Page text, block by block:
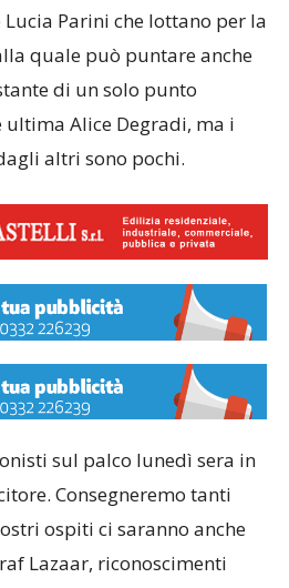
Parini che lottano per la
quale può puntare anche
di un solo punto
ultima Alice Degradi, ma i
altri sono pochi.
sul palco lunedì sera in
Consegneremo tanti
ospiti ci saranno anche
Lazaar, riconoscimenti